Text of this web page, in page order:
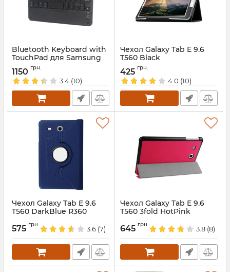
Bluetooth Keyboard with
TouchPad для Samsung
Galaxy Tab
Артикул:
1150 грн.
3.4 (10)
Чехол Galaxy Tab E 9.6
T560 Black
Артикул:
425 грн.
4.0 (10)
Чехол Galaxy Tab E 9.6
T560 DarkBlue R360
575 грн.
3.6 (7)
Чехол Galaxy Tab E 9.6
T560 3fold HotPink
645 грн.
3.8 (8)